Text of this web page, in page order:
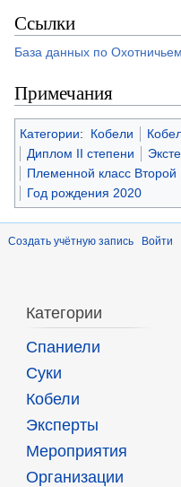
Ссылки
База данных по
Примечания
Категории: Кобели
Диплом II степени
Племенной класс Второй
Год рождения 2020
Создать учётную запись Войти
Категории
Спаниели
Суки
Кобели
Эксперты
Мероприятия
Организации